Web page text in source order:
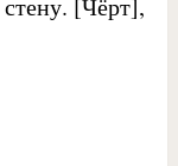
[Чёрт],